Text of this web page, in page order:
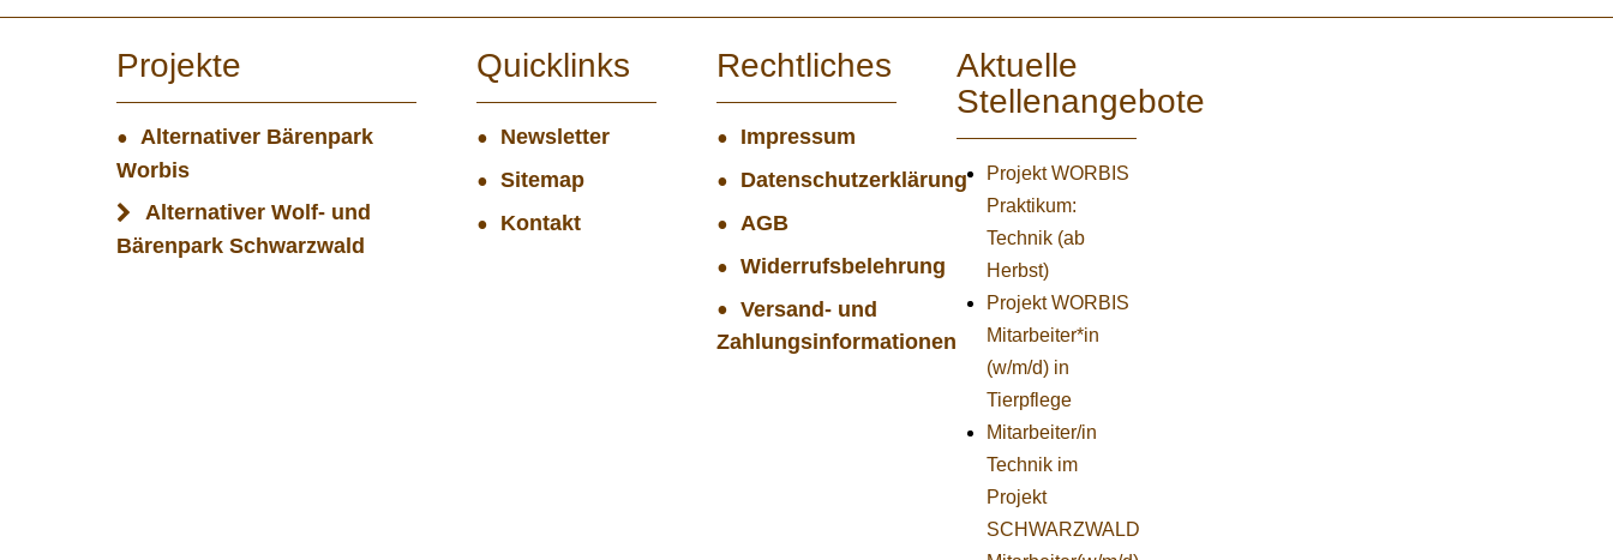
Projekte
Alternativer Bärenpark
Worbis
Alternativer Wolf- und
Bärenpark Schwarzwald
Quicklinks
Newsletter
Sitemap
Kontakt
Rechtliches
Impressum
Datenschutzerklärung
AGB
Widerrufsbelehrung
Versand- und
Zahlungsinformationen
Aktuelle
Stellenangebote
Projekt WORBIS
Praktikum:
Technik (ab
Herbst)
Projekt WORBIS
Mitarbeiter*in
(w/m/d) in
Tierpflege
Mitarbeiter/in
Technik im
Projekt
SCHWARZWALD